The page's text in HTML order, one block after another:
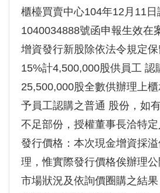
櫃檯買賣中心104年12月11
1040034888號函申報生效在
增資發行新股除依法令規定
15%計4,500,000股供員工 認
25,500,000股全數供辦理上
予員工認購之普通 股份，如
不足部份，授權董事長洽特定
發行價格：本次現金增資採
理，惟實際發行價格俟辦理
市場狀況及依詢價圈購之結